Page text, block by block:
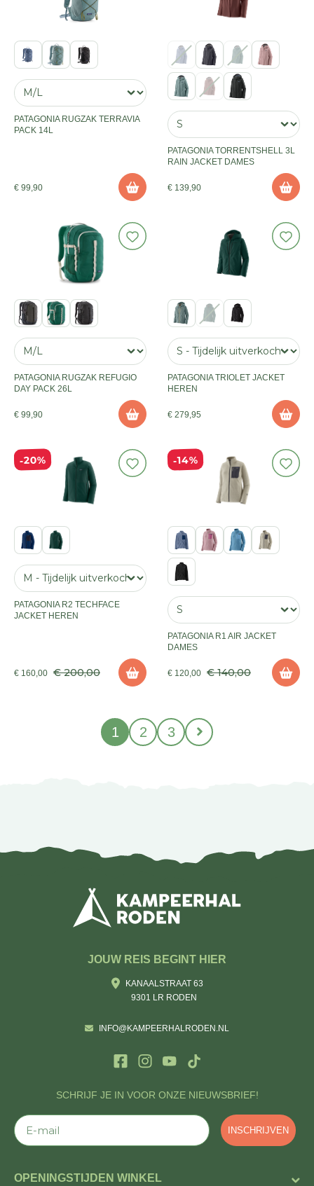
PATAGONIA RUGZAK TERRAVIA
PACK 14L
€ 99,90
PATAGONIA TORRENTSHELL 3L
RAIN JACKET DAMES
€ 139,90
PATAGONIA RUGZAK REFUGIO
DAY PACK 26L
€ 99,90
PATAGONIA TRIOLET JACKET
HEREN
€ 279,95
20%
PATAGONIA R2 TECHFACE
JACKET HEREN
€ 160,00 € 200,00
14%
PATAGONIA R1 AIR JACKET
DAMES
€ 120,00 € 140,00
1 2 3
SCHRIJF JE IN VOOR ONZE NIEUWSBRIEF!
E-mail
INSCHRIJVEN
JOUW REIS BEGINT HIER
KANAALSTRAAT 63
9301 LR RODEN
INFO@KAMPEERHALRODEN.NL
OPENINGSTIJDEN WINKEL